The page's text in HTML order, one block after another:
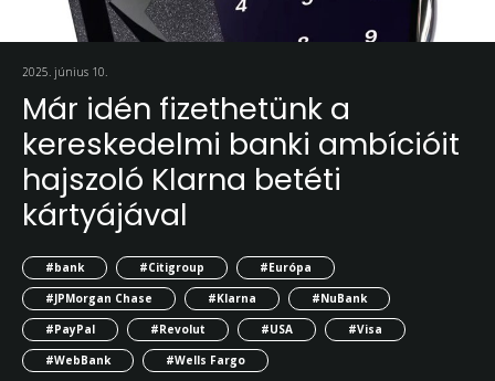
2025. június 10.
Már idén fizethetünk a
kereskedelmi banki ambícióit
hajszoló Klarna betéti
kártyájával
#bank #Citigroup
#Európa
#JPMorgan Chase
#Klarna
#NuBank
#PayPal
#Revolut #USA
#Visa
#WebBank
#Wells Fargo